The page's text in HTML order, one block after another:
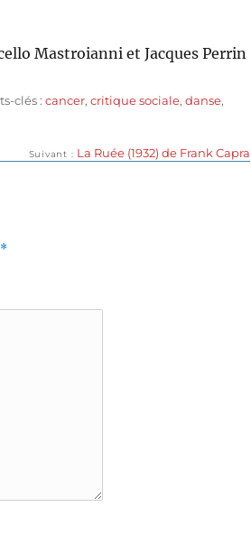
Mastroianni et Jacques Perrin
clés :cancer,critique sociale,danse,
Suivant
Publication
La Ruée (1932) de Frank Capra
*